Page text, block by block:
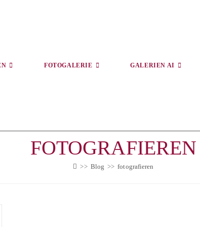
FOTOGALERIE GALERIEN AI
FOTOGRAFIEREN
>> Blog >> fotografieren